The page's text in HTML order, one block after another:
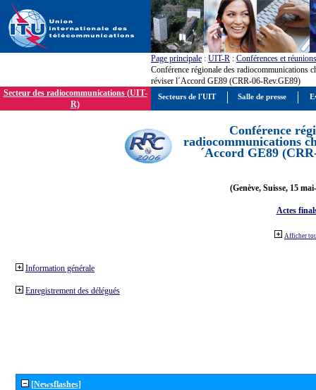
Page principale : UIT-R : Conférences et réunions
Conférence régionale des radiocommunications
réviser l´Accord GE89 (CRR-06-Rev.GE89)
Secteur des radiocommunications (UIT-
R)
Conférence
radiocommunications
´Accord GE89
(Genève, Suisse, 15
Actes
Afficher
Information générale
Enregistrement des délégués
[Newsflashes]
Secteurs de l'UIT Salle de presse